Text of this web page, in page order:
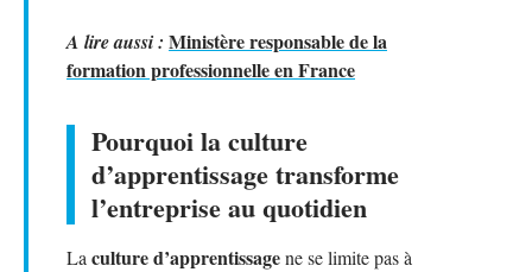
A lire aussi : Ministère responsable de la
formation professionnelle en France
Pourquoi la culture
d’apprentissage transforme
l’entreprise au quotidien
La culture d’apprentissagene se limite pas à